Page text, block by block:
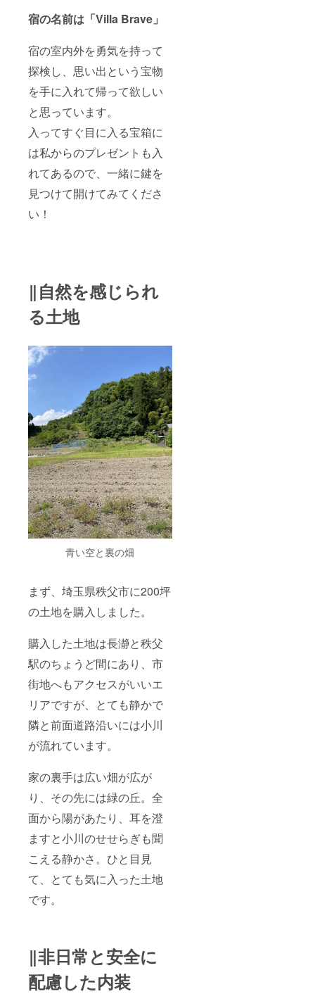
宿の名前は「Villa Brave」
宿の室内外を勇気を持って
探検し、思い出という宝物
を手に入れて帰って欲しい
と思っています。
入ってすぐ目に入る宝箱に
は私からのプレゼントも入
れてあるので、一緒に鍵を
見つけて開けてみてくださ
い！
‖自然を感じられ
る土地
青い空と裏の畑
まず、埼玉県秩父市に200坪
の土地を購入しました。
購入した土地は長瀞と秩父
駅のちょうど間にあり、市
街地へもアクセスがいいエ
リアですが、とても静かで
隣と前面道路沿いには小川
が流れています。
家の裏手は広い畑が広が
り、その先には緑の丘。全
面から陽があたり、耳を澄
ますと小川のせせらぎも聞
こえる静かさ。ひと目見
て、とても気に入った土地
です。
‖非日常と安全に
配慮した内装